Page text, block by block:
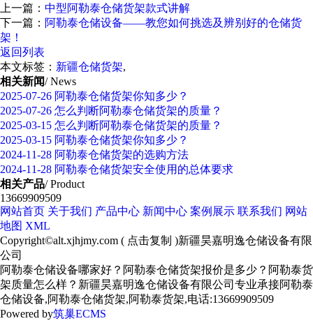
上一篇： 中型阿勒泰仓储货架款式讲解
下一篇： 阿勒泰仓储设备——教您如何挑选及辨别好的仓储货
架！
返回列表
本文标签： 新疆仓储货架,
相关新闻/ News
2025-07-26 阿勒泰仓储货架你知多少？
2025-07-26 怎么判断阿勒泰仓储货架的质量？
2025-03-15 怎么判断阿勒泰仓储货架的质量？
2025-03-15 阿勒泰仓储货架你知多少？
2024-11-28 阿勒泰仓储货架的选购方法
2024-11-28 阿勒泰仓储货架安全使用的总体要求
相关产品/ Product
13669909509
网站首页 关于我们 产品中心 新闻中心 案例展示 联系我们 网站
地图 XML
Copyright©alt.xjhjmy.com ( 点击复制 )新疆昊嘉明逸仓储设备有限
公司
阿勒泰仓储设备哪家好？阿勒泰仓储货架报价是多少？阿勒泰货
架质量怎么样？新疆昊嘉明逸仓储设备有限公司专业承接阿勒泰
仓储设备,阿勒泰仓储货架,阿勒泰货架,电话:13669909509
Powered by筑巢ECMS